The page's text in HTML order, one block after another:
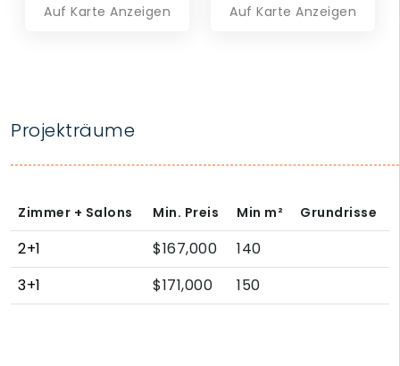
Auf Karte Anzeigen Auf Karte Anzeigen
Projekträume
Zimmer + Salons Min. Preis Min m² Grundrisse
2+1 $167,000
140
3+1
$171,000 150